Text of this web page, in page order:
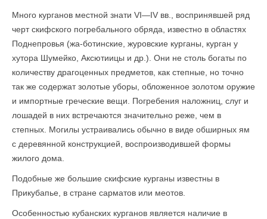
Много курганов местной знати VI—IV вв., воспринявшей ряд
черт скифского погребального обряда, известно в областях
Поднепровья (жа-ботинские, журовские курганы, курган у
хутора Шумейко, Аксютиицы и др.). Они не столь богаты по
количеству драгоценных предметов, как степные, но точно
так же содержат золотые уборы, обложенное золотом оружие
и импортные греческие вещи. Погребения наложниц, слуг и
лошадей в них встречаются значительно реже, чем в
степных. Могилы устраивались обычно в виде обширных ям
с деревянной конструкцией, воспроизводившей формы
жилого дома.
Подобные же большие скифские курганы известны в
Прикубапье, в стране сарматов или меотов.
Особенностью кубанских курганов является наличие в